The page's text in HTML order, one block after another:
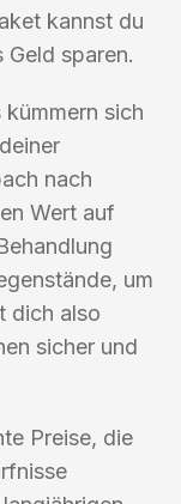
kannst du
sparen.
sich
nach
Wert auf
um
dich also
sicher und
Preise, die